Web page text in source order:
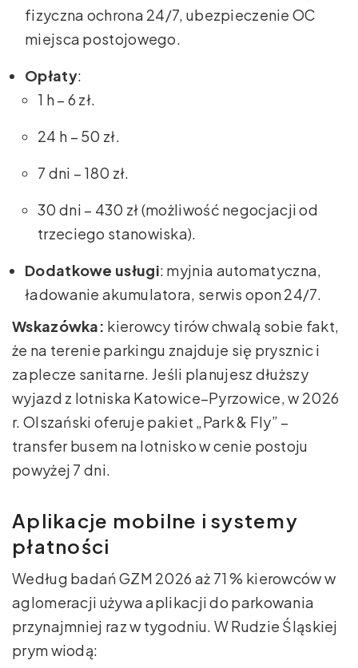
fizyczna ochrona 24/7, ubezpieczenie OC
miejsca postojowego.
Opłaty:
1 h – 6 zł.
24 h – 50 zł.
7 dni – 180 zł.
30 dni – 430 zł (możliwość negocjacji od
trzeciego stanowiska).
Dodatkowe usługi: myjnia automatyczna,
ładowanie akumulatora, serwis opon 24/7.
Wskazówka: kierowcy tirów chwalą sobie fakt,
że na terenie parkingu znajduje się prysznic i
zaplecze sanitarne. Jeśli planujesz dłuższy
wyjazd z lotniska Katowice–Pyrzowice, w 2026
r. Olszański oferuje pakiet „Park & Fly” –
transfer busem na lotnisko w cenie postoju
powyżej 7 dni.
Aplikacje mobilne i systemy
płatności
Według badań GZM 2026 aż 71 % kierowców w
aglomeracji używa aplikacji do parkowania
przynajmniej raz w tygodniu. W Rudzie Śląskiej
prym wiodą: